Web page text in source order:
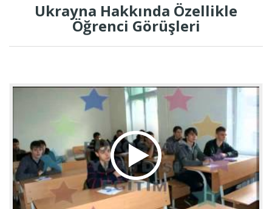
Ukrayna Hakkında Özellikle
Öğrenci Görüşleri